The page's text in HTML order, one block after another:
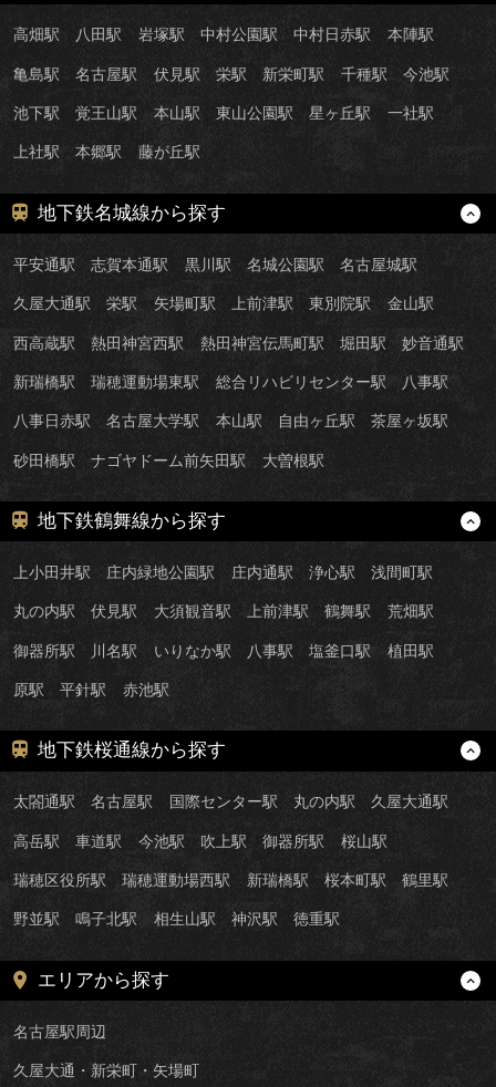
高畑駅 八田駅 岩塚駅 中村公園駅 中村日赤駅 本陣駅
亀島駅 名古屋駅 伏見駅 栄駅 新栄町駅 千種駅 今池駅
池下駅 覚王山駅 本山駅 東山公園駅 星ヶ丘駅 一社駅
上社駅 本郷駅 藤が丘駅
地下鉄名城線から探す
平安通駅 志賀本通駅 黒川駅 名城公園駅 名古屋城駅
久屋大通駅 栄駅 矢場町駅 上前津駅 東別院駅 金山駅
西高蔵駅 熱田神宮西駅 熱田神宮伝馬町駅 堀田駅 妙音通駅
新瑞橋駅 瑞穂運動場東駅 総合リハビリセンター駅 八事駅
八事日赤駅 名古屋大学駅 本山駅 自由ヶ丘駅 茶屋ヶ坂駅
砂田橋駅 ナゴヤドーム前矢田駅 大曽根駅
地下鉄鶴舞線から探す
上小田井駅 庄内緑地公園駅 庄内通駅 浄心駅 浅間町駅
丸の内駅 伏見駅 大須観音駅 上前津駅 鶴舞駅 荒畑駅
御器所駅 川名駅 いりなか駅 八事駅 塩釜口駅 植田駅
原駅 平針駅 赤池駅
地下鉄桜通線から探す
太閤通駅 名古屋駅 国際センター駅 丸の内駅 久屋大通駅
高岳駅 車道駅 今池駅 吹上駅 御器所駅 桜山駅
瑞穂区役所駅 瑞穂運動場西駅 新瑞橋駅 桜本町駅 鶴里駅
野並駅 鳴子北駅 相生山駅 神沢駅 徳重駅
エリアから探す
名古屋駅周辺
久屋大通・新栄町・矢場町